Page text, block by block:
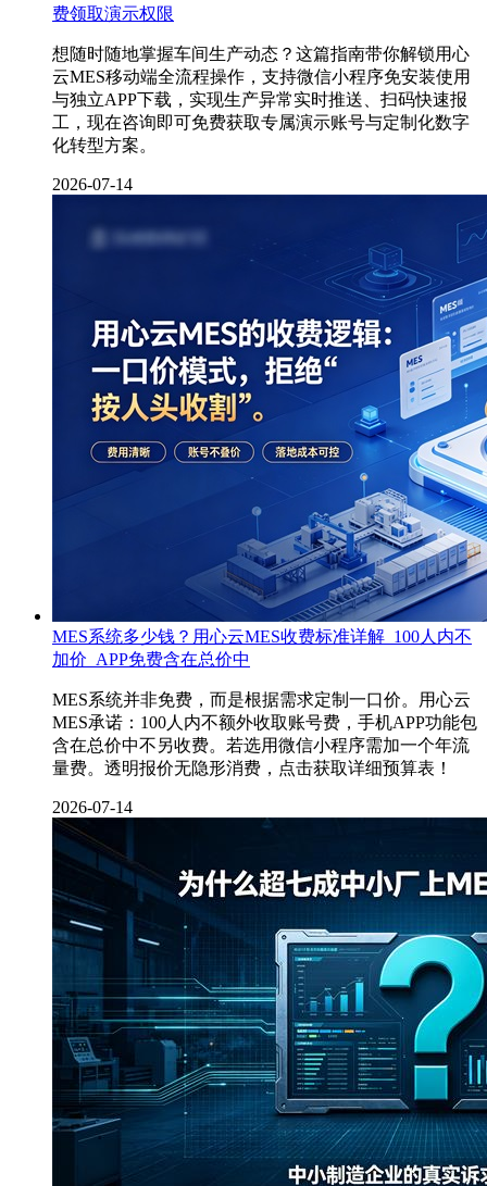
费领取演示权限
想随时随地掌握车间生产动态？这篇指南带你解锁用心
云MES移动端全流程操作，支持微信小程序免安装使用
与独立APP下载，实现生产异常实时推送、扫码快速报
工，现在咨询即可免费获取专属演示账号与定制化数字
化转型方案。
2026-07-14
MES系统多少钱？用心云MES收费标准详解_100人内不
加价_APP免费含在总价中
MES系统并非免费，而是根据需求定制一口价。用心云
MES承诺：100人内不额外收取账号费，手机APP功能包
含在总价中不另收费。若选用微信小程序需加一个年流
量费。透明报价无隐形消费，点击获取详细预算表！
2026-07-14